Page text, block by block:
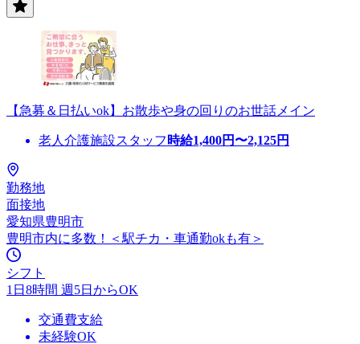
【急募＆日払いok】お散歩や身の回りのお世話メイン
老人介護施設スタッフ 時給1,400円〜2,125円
勤務地
面接地
愛知県豊明市
豊明市内に多数！＜駅チカ・車通勤okも有＞
シフト
1日8時間 週5日からOK
交通費支給
未経験OK